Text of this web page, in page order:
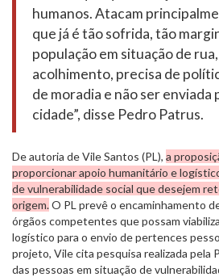
humanos. Atacam
que já é tão sofrida, tão
população em situação de
acolhimento, precisa de
de moradia e não ser enviada
cidade”, disse Pedro Patrus.
De autoria de Vile Santos (PL), a
proporcionar apoio humanitário e
de vulnerabilidade social que desejem
origem.O PL prevê o encaminhamento
órgãos competentes que possam
logístico para o envio de pertences
projeto, Vile cita pesquisa realizada pela
das pessoas em situação de